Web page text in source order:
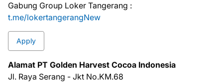
Gabung Group Loker Tangerang :
t.me/lokertangerangNew
Apply
Alamat PT Golden Harvest Cocoa Indonesia
Jl. Raya Serang - Jkt No.KM.68